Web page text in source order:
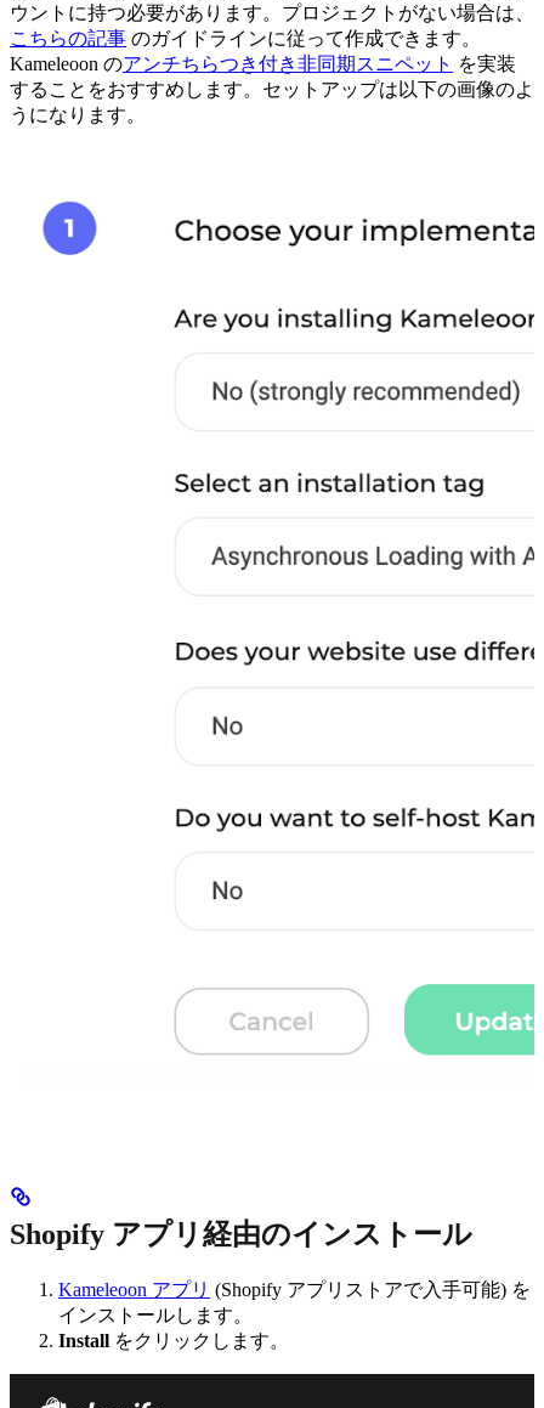
ウントに持つ必要があります。プロジェクトがない場合は、
こちらの記事 のガイドラインに従って作成できます。
Kameleoon のアンチちらつき付き非同期スニペット を実装
することをおすすめします。セットアップは以下の画像のよ
うになります。
Shopify アプリ経由のインストール
Kameleoon アプリ (Shopify アプリストアで入手可能) を
インストールします。
Install をクリックします。